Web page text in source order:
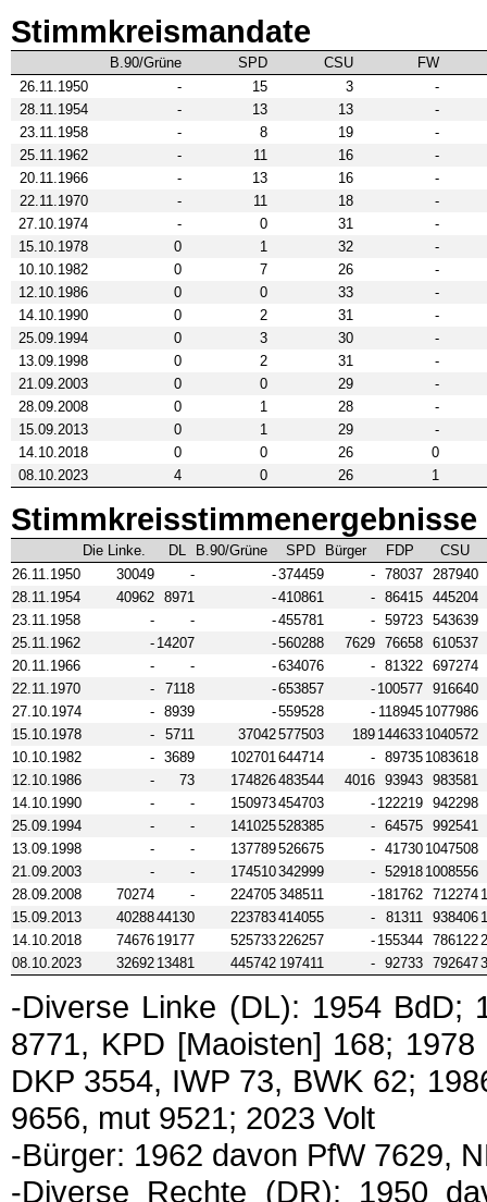
Stimmkreismandate
B.90/Grüne SPD CSU
FW
26.11.1950
- 15 3
-
28.11.1954
- 13 13
-
23.11.1958
- 8 19
-
25.11.1962
- 11 16
-
20.11.1966
- 13 16
-
22.11.1970
- 11 18
-
27.10.1974
- 0 31
-
15.10.1978
0 1 32
-
10.10.1982
0 7 26
-
12.10.1986
0 0 33
-
14.10.1990
0 2 31
-
25.09.1994
0 3 30
-
13.09.1998
0 2 31
-
21.09.2003
0 0 29
-
28.09.2008
0 1 28
-
15.09.2013
0 1 29
-
14.10.2018
0 0 26
0
08.10.2023
4 0 26 1
Die Linke. DL B.90/Grüne SPD Bürger FDP
CSU
26.11.1950
30049 - -374459 - 78037 287940
28.11.1954
40962 8971 -410861 - 86415 445204
23.11.1958
- - -455781 - 59723 543639
25.11.1962
- 14207 -560288 7629 76658 610537
20.11.1966
- - -634076 - 81322 697274
22.11.1970
- 7118 -653857 - 100577 916640
27.10.1974
- 8939 -559528 - 118945 1077986
15.10.1978
- 5711 37042577503 189 144633 1040572
10.10.1982
- 3689 102701644714 - 89735 1083618
12.10.1986
- 73 174826483544 4016 93943 983581
14.10.1990
- - 150973454703 - 122219 942298
25.09.1994
- - 141025528385 - 64575 992541
13.09.1998
- - 137789526675 - 41730 1047508
21.09.2003
- - 174510342999 - 52918 1008556
28.09.2008
70274 - 224705 348511 - 181762 712274
15.09.2013
4028844130 223783414055 - 81311 938406
14.10.2018
74676 19177 525733226257 - 155344 786122
08.10.2023
32692 13481 445742 197411 - 92733 792647
-Diverse Linke (DL): 1954 BdD;
8771, KPD [Maoisten] 168;
DKP 3554, IWP 73, BWK 62;
9656, mut 9521; 2023 Volt
-Bürger: 1962 davon PfW 7629,
-Diverse Rechte (DR): 1950